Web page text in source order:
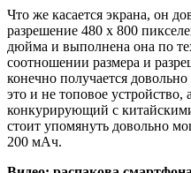
Что же касается экрана, он
разрешение 480 x 800
дюйма и выполнена она по
соотношении размера и
конечно получается
это и не топовое
конкурирующий с
стоит упомянуть довольно
200 мАч.